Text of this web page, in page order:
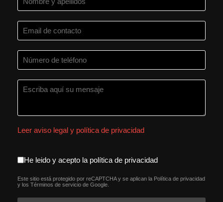
Leer aviso legal y política de privacidad
aceptacion política de
He leido y acepto la política de privacidad
reCAPTCHA*
Este sitio está protegido por reCAPTCHA y se aplican la Política de privacidad
y los Términos de servicio de Google.